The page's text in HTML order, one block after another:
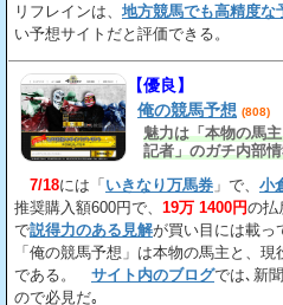
リフレインは、 地方競馬でも高精度な
い予想サイトだと評価できる。
【優良】
俺の競馬予想 (808)
魅力は「本物の馬
記者」のガチ内部情
7/18には「いきなり万馬券 」で、 小
推奨購入額600円で、 19万 1400円の払
で説得力のある見解が買い目には載っ
「俺の競馬予想」は本物の馬主と、現
である。 サイト内のブログでは､新
ので必見だ｡